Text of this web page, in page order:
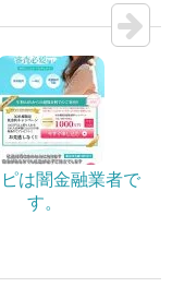
は闇金融業者で
す。